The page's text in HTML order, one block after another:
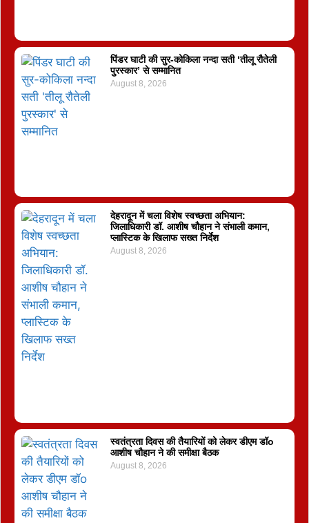
पिंडर घाटी की सुर-कोकिला नन्दा सती ‘तीलू रौतेली
पुरस्कार’ से सम्मानित
August 8, 2026
देहरादून में चला विशेष स्वच्छता अभियान:
जिलाधिकारी डॉ. आशीष चौहान ने संभाली कमान,
प्लास्टिक के खिलाफ सख्त निर्देश
August 8, 2026
स्वतंत्रता दिवस की तैयारियों को लेकर डीएम डॉo
आशीष चौहान ने की समीक्षा बैठक
August 8, 2026